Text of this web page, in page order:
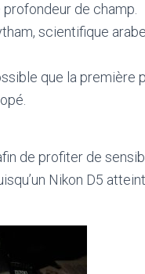
de champ.
scientifique
que la première
de profiter de
Nikon D5